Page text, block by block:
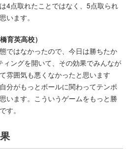
4点取れたことではなく、5点取られ
います。
育英高校）
ではなかったので、今日は勝ちたか
ィングを開いて、その効果でみんなが
雰囲気も悪くなかったと思います
分がもっとボールに関わってテンポ
います。こういうゲームをもっと勝
す。